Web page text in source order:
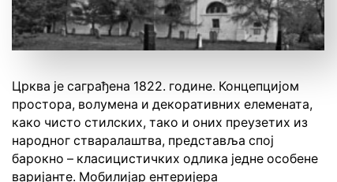
Црква је саграђена 1822. године. Концепцијом
простора, волумена и декоративних елемената,
како чисто стилских, тако и оних преузетих из
народног стваралаштва, представља спој
барокно – класицистичких одлика једне особене
варијанте. Мобилијар ентеријера